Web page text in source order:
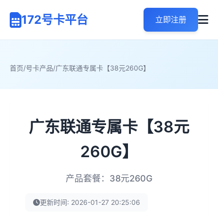
172号卡平台 立即注册
首页/号卡产品/广东联通专属卡【38元260G】
广东联通专属卡【38元
260G】
产品套餐：38元260G
更新时间: 2026-01-27 20:25:06